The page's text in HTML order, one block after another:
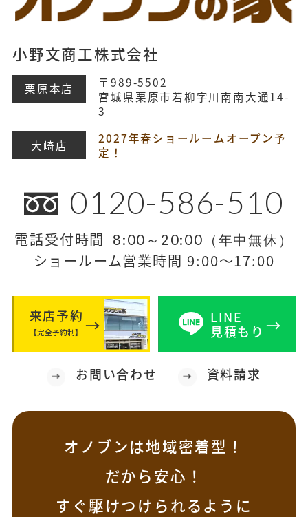
小野文商工株式会社
栗原本店
〒989-5502
宮城県栗原市若柳字川南南大通14-
3
大崎店
2027年春ショールームオープン予
定！
0120-586-510
電話受付時間 8:00～20:00（年中無休）
ショールーム営業時間 9:00～17:00
来店予約
【完全予約制】
LINE
見積もり
お問い合わせ 資料請求
オノブンは地域密着型！
だから安心！
すぐ駆けつけられるように